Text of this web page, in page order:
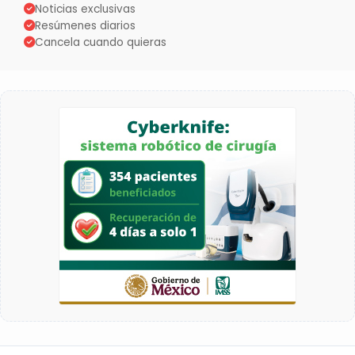
Noticias exclusivas
Resúmenes diarios
Cancela cuando quieras